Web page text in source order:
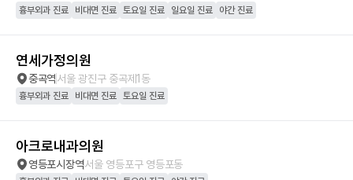
흉부외과 진료 비대면 진료 토요일 진료 일요일 진료 야간 진료
연세가정의원
중곡역서울 광진구 중곡제1동
흉부외과 진료 비대면 진료 토요일 진료
아크로내과의원
영등포시장역서울 영등포구 영등포동